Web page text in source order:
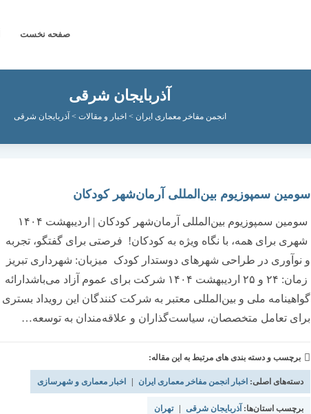
صفحه نخست
آذربایجان شرقی
انجمن مفاخر معماری ایران > اخبار و مقالات > آذربایجان شرقی
سومین سمپوزیوم بین‌المللی آرمان‌شهر کودکان
سومین سمپوزیوم بین‌المللی آرمان‌شهر کودکان | اردیبهشت ۱۴۰۴
شهری برای همه، با نگاه ویژه به کودکان! فرصتی برای گفتگو، تجربه
و نوآوری در طراحی شهرهای دوستدار کودک میزبان: شهرداری تبریز
زمان: ۲۴ و ۲۵ اردیبهشت ۱۴۰۴ شرکت برای عموم آزاد می‌باشدارائه
گواهینامه ملی و بین‌المللی معتبر به شرکت کنندگان این رویداد بستری
برای تعامل متخصصان، سیاست‌گذاران و علاقه‌مندان به توسعه…
برچسب و دسته بندی های مرتبط به این مقاله:
دسته‌های اصلی: اخبار انجمن مفاخر معماری ایران اخبار معماری و شهرسازی
برچسب استان‌ها: آذربایجان شرقی تهران